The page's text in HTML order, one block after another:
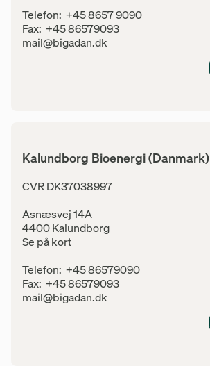
Kontaktinfo
Telefon: +45 8657 9090
Fax: +45 86579093
E-mail:
mail@bigadan.dk
Kalundborg Bioenergi (Danmark)
Adresse
CVR DK37038997
Asnæsvej 14A
4400 Kalundborg
Se på kort
Kontaktinfo
Telefon: +45 86579090
Fax: +45 86579093
E-mail:
mail@bigadan.dk